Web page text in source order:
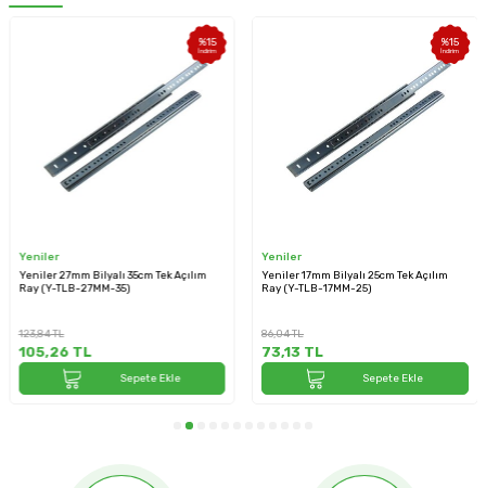
%15
İndirim
Yeniler
Yeniler 27mm Bilyalı 35cm Tek Açılım
Ray (Y-TLB-27MM-35)
123,84TL
105,26TL
Sepete Ekle
%15
İndirim
Yeniler
Yeniler 17mm Bilyalı 25cm Tek Açılım
Ray (Y-TLB-17MM-25)
86,04TL
73,13 TL
Sepete Ekle